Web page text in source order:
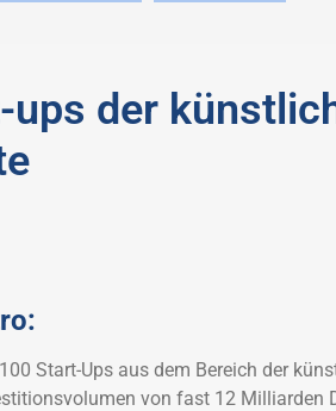
ups der
Start-Ups aus dem Bereich der
von fast 12 Milliarden